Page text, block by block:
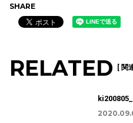
SHARE
RELATED [ 関